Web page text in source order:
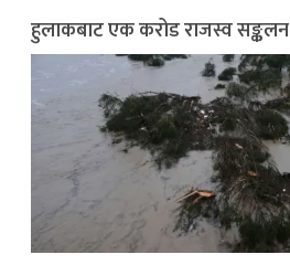
हुलाकबाट एक करोड राजस्व सङ्कलन